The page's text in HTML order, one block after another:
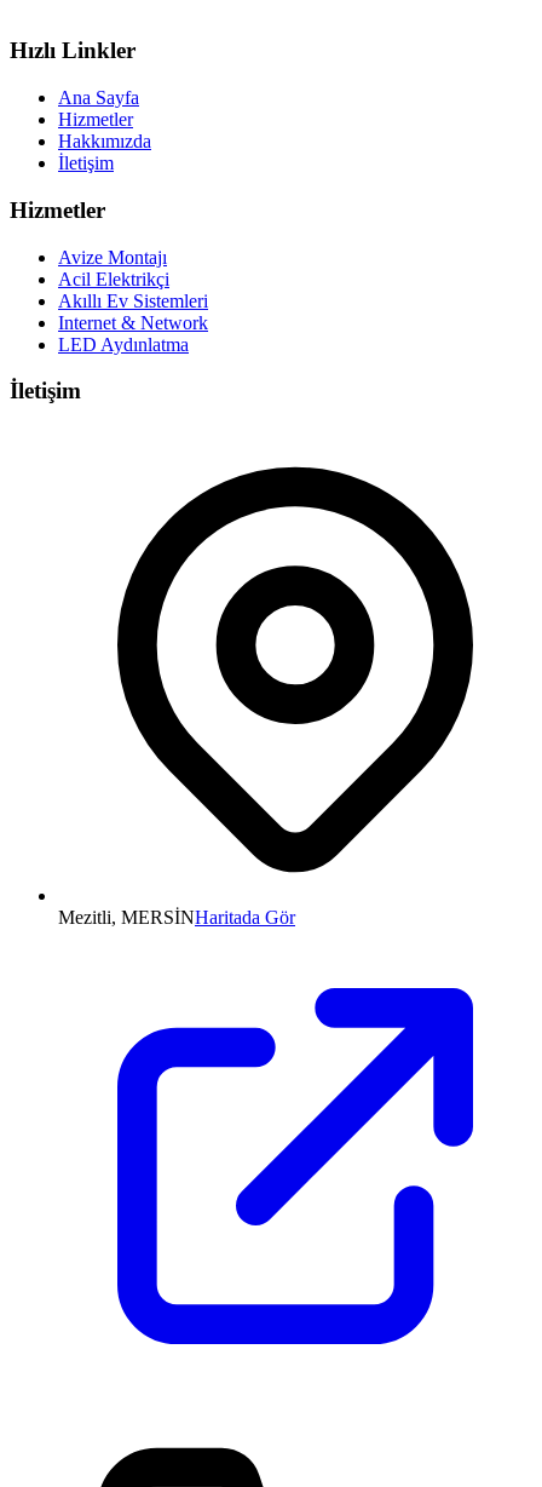
Hızlı Linkler
Ana Sayfa
Hizmetler
Hakkımızda
İletişim
Hizmetler
Avize Montajı
Acil Elektrikçi
Akıllı Ev Sistemleri
Internet & Network
LED Aydınlatma
İletişim
Mezitli, MERSİNHaritada Gör